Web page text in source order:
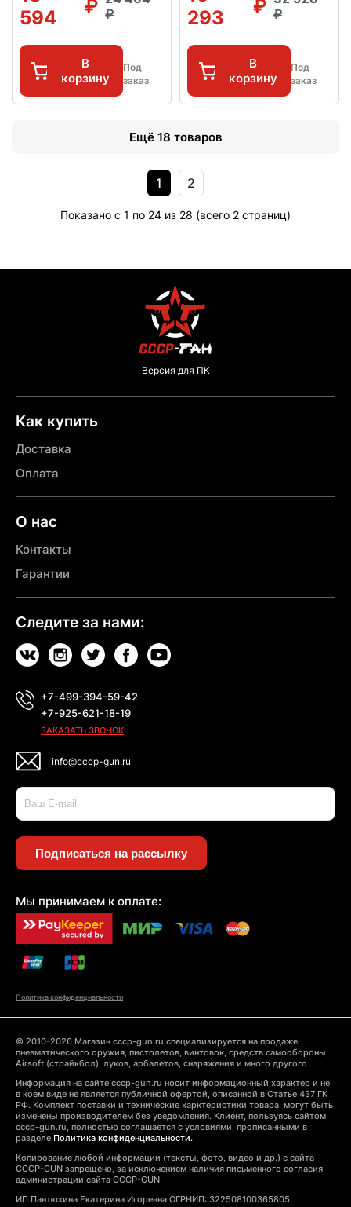
594
В
корзину
Под
заказ
293
В
корзину
Под
заказ
Ещё 18 товаров
1 2
Показано с 1 по 24 из 28 (всего 2 страниц)
Версия для ПК
Как купить
Доставка
Оплата
О нас
Контакты
Гарантии
Следите за нами:
+7-499-394-59-42
+7-925-621-18-19
ЗАКАЗАТЬ ЗВОНОК
info@cccp-gun.ru
Подписаться на рассылку
Мы принимаем к оплате:
Политика конфиденциальности
© 2010-2026 Магазин cccp-gun.ru специализируется на продаже
пневматического оружия, пистолетов, винтовок, средств самообороны,
Airsoft (страйкбол), луков, арбалетов, снаряжения и много другого
Информация на сайте cccp-gun.ru носит информационный характер и не
в коем виде не является публичной офертой, описанной в Статье 437 ГК
РФ. Комплект поставки и технические харктеристики товара, могут быть
изменены производителем без уведомления. Клиент, пользуясь сайтом
cccp-gun.ru, полностью соглашается с условиями, прописанными в
разделе Политика конфиденциальности.
Копирование любой информации (тексты, фото, видео и др.) с сайта
CCCP-GUN запрещено, за исключением наличия письменного согласия
администрации сайта CCCP-GUN
ИП Пантюхина Екатерина Игоревна ОГРНИП: 322508100365805